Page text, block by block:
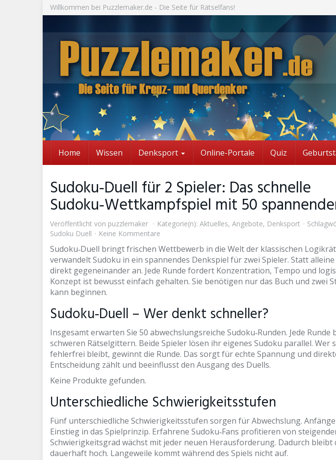
Willkommen bei Puzzlemaker.de - Die Seite für Rätselfans!
Home Wissen Denksport Online-Portale Quiz
Sudoku‑Duell für 2 Spieler: Das schnelle
Sudoku‑Wettkampfspiel mit 50
Veröffentlicht von puzzlemaker Kategorie(n): Aktuelles, Angebote, Denksport
Sudoku Duell
Keine Kommentare
Sudoku‑Duell bringt frischen Wettbewerb in die Welt der klassischen
verwandelt Sudoku in ein spannendes Denkspiel für zwei Spieler. Statt
direkt gegeneinander an. Jede Runde fordert Konzentration, Tempo und
Konzept ist bewusst einfach gehalten. Sie benötigen nur das Buch und zwei
kann beginnen.
Sudoku‑Duell – Wer denkt schneller?
Insgesamt erwarten Sie 50 abwechslungsreiche Sudoku‑Runden. Jede Runde
schweren Rätselgittern. Beide Spieler lösen ihr eigenes Sudoku parallel. Wer
fehlerfrei bleibt, gewinnt die Runde. Das sorgt für echte Spannung und
Entscheidung zählt und beeinflusst den Ausgang des Duells.
Keine Produkte gefunden.
Unterschiedliche Schwierigkeitsstufen
Fünf unterschiedliche Schwierigkeitsstufen sorgen für Abwechslung.
Einstieg in das Spielprinzip. Erfahrene Sudoku‑Fans profitieren von
Schwierigkeitsgrad wächst mit jeder neuen Herausforderung. Dadurch bleibt
dauerhaft hoch. Langeweile kommt während des Spiels nicht auf.